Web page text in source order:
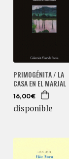
PRIMOGÉNITA / LA
CASA EN EL MARJAL
16,00€
disponible